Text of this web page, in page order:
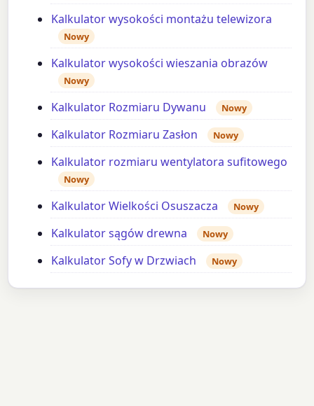
Kalkulator wysokości montażu telewizora
Nowy
Kalkulator wysokości wieszania obrazów
Nowy
Kalkulator Rozmiaru Dywanu Nowy
Kalkulator Rozmiaru Zasłon Nowy
Kalkulator rozmiaru wentylatora sufitowego
Nowy
Kalkulator Wielkości Osuszacza Nowy
Kalkulator sągów drewna Nowy
Kalkulator Sofy w Drzwiach Nowy